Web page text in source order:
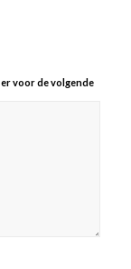
voor de volgende